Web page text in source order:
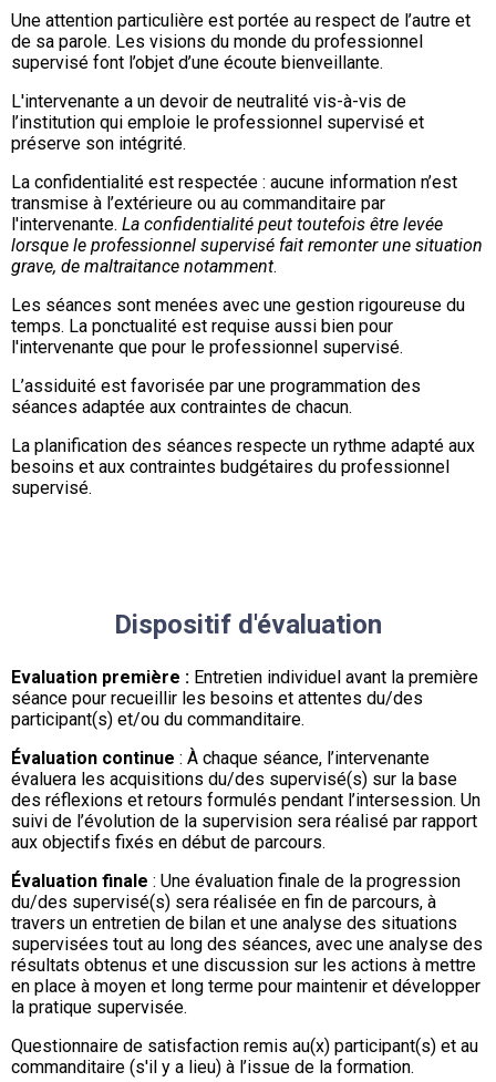
Une attention particulière est portée au respect de l’autre et
de sa parole. Les visions du monde du professionnel
supervisé font l’objet d’une écoute bienveillante.
L'intervenante a un devoir de neutralité vis-à-vis de
l’institution qui emploie le professionnel supervisé et
préserve son intégrité.
La confidentialité est respectée : aucune information n’est
transmise à l’extérieure ou au commanditaire par
l'intervenante. La confidentialité peut toutefois être levée
lorsque le professionnel supervisé fait remonter une situation
grave, de maltraitance notamment.
Les séances sont menées avec une gestion rigoureuse du
temps. La ponctualité est requise aussi bien pour
l'intervenante que pour le professionnel supervisé.
L’assiduité est favorisée par une programmation des
séances adaptée aux contraintes de chacun.
La planification des séances respecte un rythme adapté aux
besoins et aux contraintes budgétaires du professionnel
supervisé.
Dispositif d'évaluation
Evaluation première : Entretien individuel avant la première
séance pour recueillir les besoins et attentes du/des
participant(s) et/ou du commanditaire.
Évaluation continue : À chaque séance, l’intervenante
évaluera les acquisitions du/des supervisé(s) sur la base
des réflexions et retours formulés pendant l’intersession. Un
suivi de l’évolution de la supervision sera réalisé par rapport
aux objectifs fixés en début de parcours.
Évaluation finale : Une évaluation finale de la progression
du/des supervisé(s) sera réalisée en fin de parcours, à
travers un entretien de bilan et une analyse des situations
supervisées tout au long des séances, avec une analyse des
résultats obtenus et une discussion sur les actions à mettre
en place à moyen et long terme pour maintenir et développer
la pratique supervisée.
Questionnaire de satisfaction remis au(x) participant(s) et au
commanditaire (s'il y a lieu) à l’issue de la formation.